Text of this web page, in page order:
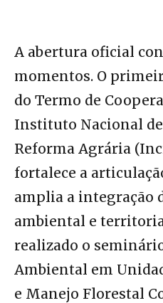
A abertura oficial
momentos. O
do Termo de
Instituto Nacional
Reforma Agrária
fortalece a
amplia a integração
ambiental e
realizado o
Ambiental em
e Manejo Florestal